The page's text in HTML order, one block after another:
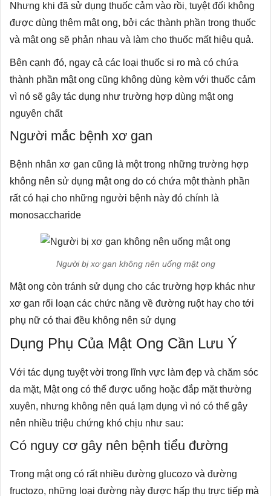
Nhưng khi đã sử dụng thuốc cảm vào rồi, tuyệt đối không
được dùng thêm mật ong, bởi các thành phần trong thuốc
và mật ong sẽ phản nhau và làm cho thuốc mất hiệu quả.
Bên cạnh đó, ngay cả các loại thuốc si ro mà có chứa
thành phần mật ong cũng không dùng kèm với thuốc cảm
vì nó sẽ gây tác dụng như trường hợp dùng mật ong
nguyên chất
Người mắc bệnh xơ gan
Bệnh nhân xơ gan cũng là một trong những trường hợp
không nên sử dụng mật ong do có chứa một thành phần
rất có hại cho những người bệnh này đó chính là
monosaccharide
Người bị xơ gan không nên uống mật ong
Mật ong còn tránh sử dụng cho các trường hợp khác như
xơ gan rối loạn các chức năng về đường ruột hay cho tới
phụ nữ có thai đều không nên sử dụng
Dụng Phụ Của Mật Ong Cần Lưu Ý
Với tác dụng tuyệt vời trong lĩnh vực làm đẹp và chăm sóc
da mặt, Mật ong có thể được uống hoặc đắp mặt thường
xuyên, nhưng không nên quá lạm dụng vì nó có thể gây
nên nhiều triệu chứng khó chịu như sau:
Có nguy cơ gây nên bệnh tiểu đường
Trong mật ong có rất nhiều đường glucozo và đường
fructozo, những loại đường này được hấp thụ trực tiếp mà